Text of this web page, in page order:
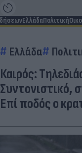
ΕλλάδαΠολιτική
Ελλάδα
Καιρός:
Συντονιστικό,
Επί ποδός ο